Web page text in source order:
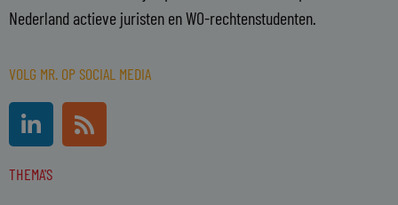
Nederland actieve juristen en WO-rechtenstudenten.
VOLG MR. OP SOCIAL MEDIA
L
i
n
k
R
s
s
THEMA'S